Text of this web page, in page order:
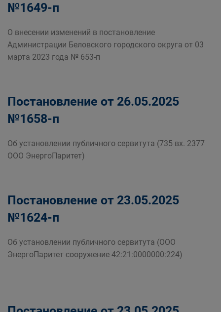
№1649-п
О внесении изменений в постановление
Администрации Беловского городского округа от 03
марта 2023 года № 653-п
Постановление от 26.05.2025
№1658-п
Об установлении публичного сервитута (735 вх. 2377
ООО ЭнергоПаритет)
Постановление от 23.05.2025
№1624-п
Об установлении публичного сервитута (ООО
ЭнергоПаритет сооружение 42:21:0000000:224)